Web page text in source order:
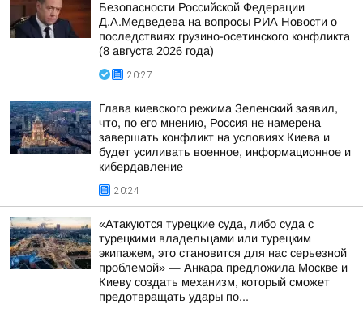
Безопасности Российской Федерации
Д.А.Медведева на вопросы РИА Новости о
последствиях грузино-осетинского конфликта
(8 августа 2026 года)
20:27
Глава киевского режима Зеленский заявил,
что, по его мнению, Россия не намерена
завершать конфликт на условиях Киева и
будет усиливать военное, информационное и
кибердавление
20:24
«Атакуются турецкие суда, либо суда с
турецкими владельцами или турецким
экипажем, это становится для нас серьезной
проблемой» — Анкара предложила Москве и
Киеву создать механизм, который сможет
предотвращать удары по...